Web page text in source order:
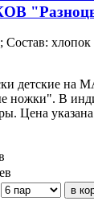
Состав:
детские
ножки". В
Цена указана